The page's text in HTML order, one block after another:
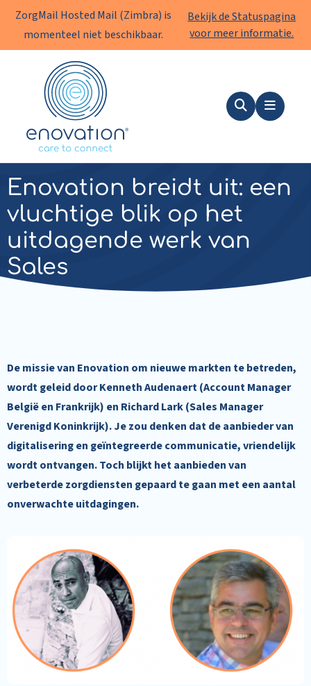
ZorgMail Hosted Mail (Zimbra) is
momenteel niet beschikbaar.
Bekijk de Statuspagina
voor meer informatie.
Enovation
ZoekenMenu
Nieuws|10 augustus 2023
Enovation breidt uit: een
vluchtige blik op het
uitdagende werk van
Sales
De missie van Enovation om nieuwe markten te betreden,
wordt geleid door Kenneth Audenaert (Account Manager
België en Frankrijk) en Richard Lark (Sales Manager
Verenigd Koninkrijk). Je zou denken dat de aanbieder van
digitalisering en geïntegreerde communicatie, vriendelijk
wordt ontvangen. Toch blijkt het aanbieden van
verbeterde zorgdiensten gepaard te gaan met een aantal
onverwachte uitdagingen.